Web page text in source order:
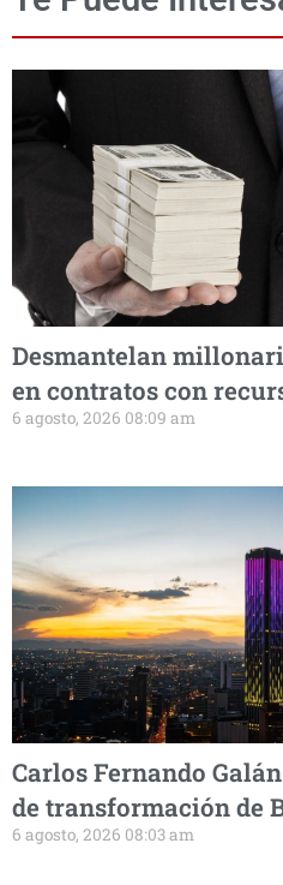
Desmantelan
en contratos con
6 agosto, 2026 08:09 am
Carlos Fernando
de transformación de
6 agosto, 2026 08:03 am